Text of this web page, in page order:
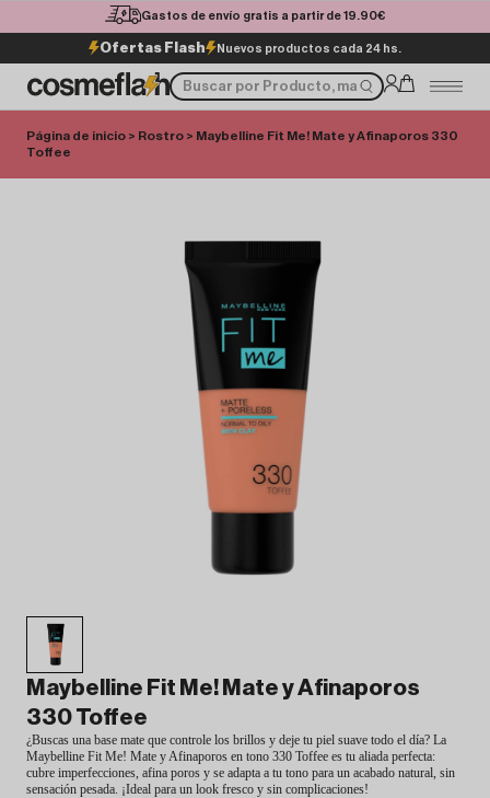
Gastos de envío gratis a partir de 19.90€
Ofertas Flash Nuevos productos cada 24 hs.
Página de inicio > Rostro > Maybelline Fit Me! Mate y Afinaporos 330
Toffee
Maybelline Fit Me! Mate y Afinaporos
330 Toffee
¿Buscas una base mate que controle los brillos y deje tu piel suave todo el día? La
Maybelline Fit Me! Mate y Afinaporos en tono 330 Toffee es tu aliada perfecta:
cubre imperfecciones, afina poros y se adapta a tu tono para un acabado natural, sin
sensación pesada. ¡Ideal para un look fresco y sin complicaciones!